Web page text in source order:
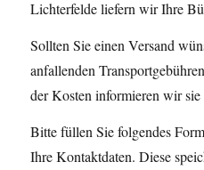
Lichterfelde liefern wir Ihre
Sollten Sie einen Versand
anfallenden
der Kosten informieren wir
Bitte füllen Sie folgendes
Ihre Kontaktdaten. Diese